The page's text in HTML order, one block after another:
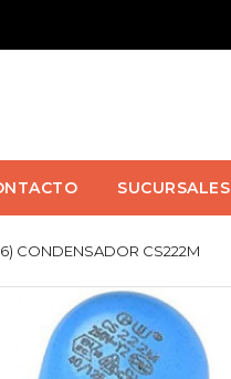
SUCURSALES
CONDENSADOR CS222M